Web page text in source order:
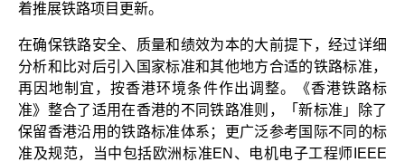
着推展铁路项目更新。
在确保铁路安全、质量和绩效为本的大前提下，经过详细
分析和比对后引入国家标准和其他地方合适的铁路标准，
再因地制宜，按香港环境条件作出调整。《香港铁路标
准》整合了适用在香港的不同铁路准则，「新标准」除了
保留香港沿用的铁路标准体系；更广泛参考国际不同的标
准及规范，当中包括欧洲标准EN、电机电子工程师IEEE